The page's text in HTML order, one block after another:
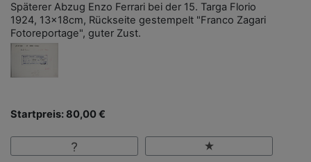
Späterer Abzug Enzo Ferrari bei der 15. Targa Florio
1924, 13x18cm, Rückseite gestempelt "Franco Zagari
Fotoreportage", guter Zust.
Startpreis: 80,00 €